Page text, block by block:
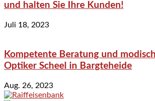
und halten Sie Ihre Kunden!
Juli 18, 2023
Kompetente Beratung und
Optiker Scheel in Bargteheide
Aug. 26, 2023